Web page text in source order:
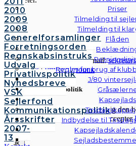
Priser
Tilmelding til
Tilmelding til
Flåden
Regler for brug af
J/80
Kapsejlads
Indbydelse til
2010
2009
2008
Generelforsamlinger
Forretningsorden
Regnskabsinstruks
Udvalg
Privatlivspolitik
Nyhedsbreve
VSK
Sejlerfond
Kommunikationspolitik
Årsskrifter
2007-
13
© Vallensbæk Sejlklub | E-mail:
sejlklub.dk | Privatlivspolitik
Cookies & Privatlivspolitik
Vi anvender cookies for at give dig den
kan læse mere om cookies her.Accepter
Luk